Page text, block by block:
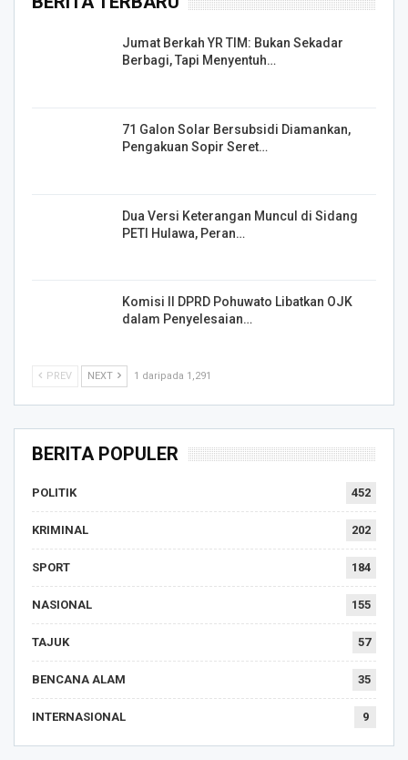
Jumat Berkah YR TIM: Bukan Sekadar
Berbagi, Tapi Menyentuh…
71 Galon Solar Bersubsidi Diamankan,
Pengakuan Sopir Seret…
Dua Versi Keterangan Muncul di Sidang
PETI Hulawa, Peran…
Komisi II DPRD Pohuwato Libatkan OJK
dalam Penyelesaian…
PREV NEXT 1 daripada 1,291
BERITA POPULER
POLITIK 452
KRIMINAL 202
SPORT 184
NASIONAL 155
TAJUK 57
BENCANA ALAM 35
INTERNASIONAL 9